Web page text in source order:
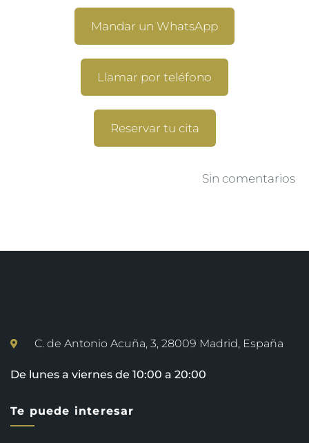
Mandar un WhatsApp
Llamar por teléfono
Reservar tu cita
Sin comentarios
C. de Antonio Acuña, 3, 28009 Madrid, España
De lunes a viernes de 10:00 a 20:00
Te puede interesar